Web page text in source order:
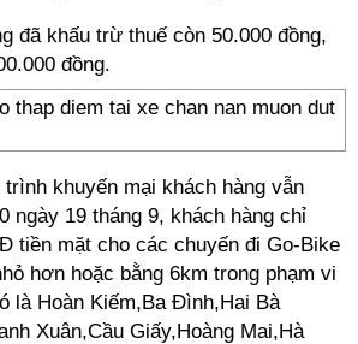
đã khấu trừ thuế còn 50.000 đồng,
đồng.
khuyến mại khách hàng vẫn
ngày 19 tháng 9, khách hàng chỉ
tiền mặt cho các chuyến đi Go-Bike
hơn hoặc bằng 6km trong phạm vi
là Hoàn Kiếm,Ba Đình,Hai Bà
Xuân,Cầu Giấy,Hoàng Mai,Hà